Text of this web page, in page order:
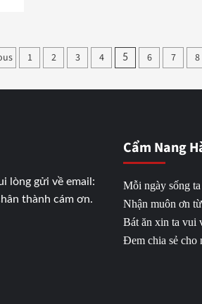
1 2 3 4 5 6 7 8
lòng gửi về email:
thành cám ơn.
Cẩm Nang
Mỗi ngày sống
Nhận muôn ơn
Bát ăn xin ta vui
Đem chia sẻ cho